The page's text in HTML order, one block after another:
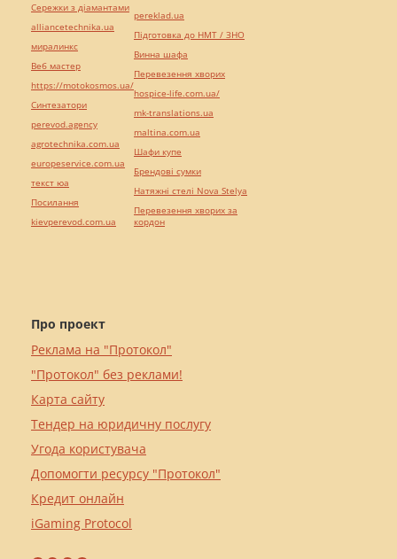
Про проект
Реклама на "Протокол"
"Протокол" без реклами!
Карта сайту
Тендер на юридичну послугу
Угода користувача
Допомогти ресурсу "Протокол"
Кредит онлайн
iGaming Protocol
Сережки з діамантами
alliancetechnika.ua
миралинкс
Веб мастер
https://motokosmos.ua/
Синтезатори
perevod.agency
agrotechnika.com.ua
europeservice.com.ua
текст юа
Посилання
kievperevod.com.ua
pereklad.ua
Підготовка до НМТ / ЗНО
Винна шафа
Перевезення хворих
hospice-life.com.ua/
mk-translations.ua
maltina.com.ua
Шафи купе
Брендові сумки
Натяжні стелі Nova Stelya
Перевезення хворих за
кордон